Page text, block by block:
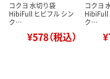
コクヨ 水切り袋
HibiFull ヒビフル シン
ク…
¥578（税込）
コクヨ
HibiFull
ク…